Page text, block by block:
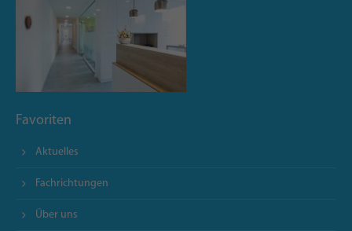
Favoriten
Aktuelles
Fachrichtungen
Über uns